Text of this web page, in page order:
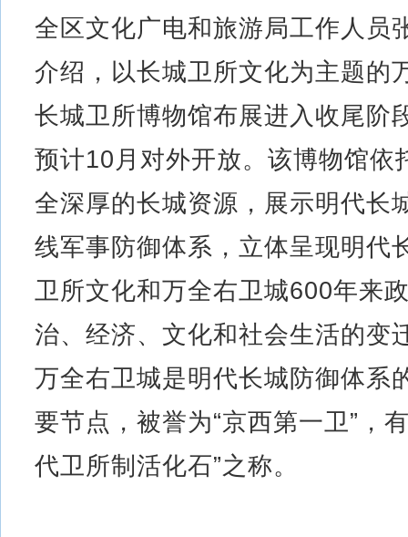
全区文化广电和旅游局工作人员
介绍，以长城卫所文化为主题的
长城卫所博物馆布展进入收尾阶
预计10月对外开放。该博物馆依
全深厚的长城资源，展示明代长
线军事防御体系，立体呈现明代
卫所文化和万全右卫城600年来
治、经济、文化和社会生活的变
万全右卫城是明代长城防御体系
要节点，被誉为“京西第一卫”，
代卫所制活化石”之称。